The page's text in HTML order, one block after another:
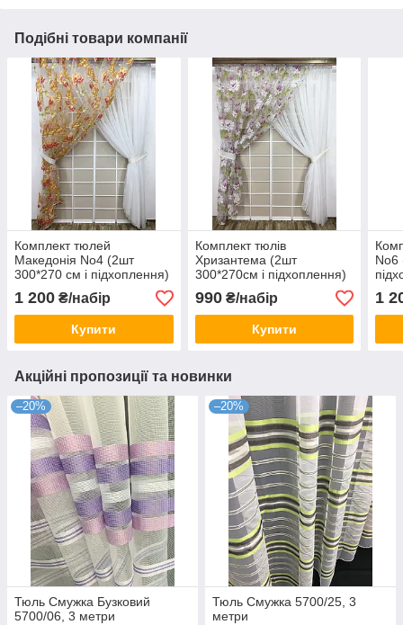
Подібні товари компанії
Комплект тюлей
Македонія No4 (2шт
300*270 см і підхоплення)
1 200 ₴/набір
Купити
Комплект тюлів
Хризантема (2шт
300*270см і підхоплення)
990₴/набір
Купити
No6
1
Акційні пропозиції та новинки
–20%
Тюль Смужка Бузковий
5700/06, 3 метри
–20%
Тюль Смужка 5700/25, 3
метри